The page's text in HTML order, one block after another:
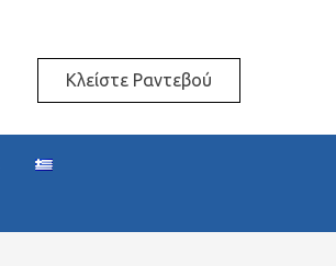
Κλείστε Ραντεβού